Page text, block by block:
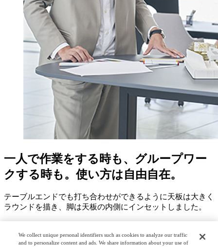
一人で作業をする時も、グループワー
クする時も。使い方は自由自在。
テーブルエンドでも打ち合わせができるように天板は大きく
ラウンドを描き、脚は天板の内側にインセットしました。
機能We collect unique personal identifiers such as cookies to analyze our traffic
and to personalize content and ads. We share information about your use of